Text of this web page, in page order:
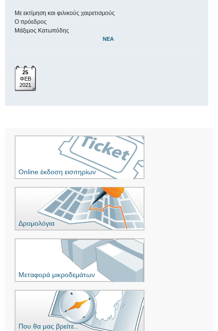
Με εκτίμηση και φιλικούς χαιρετισμούς
Ο πρόεδρος
Μάξιμος Κατωπόδης
ΝΈΑ
25
ΦΕΒ
2021
Online έκδοση εισιτηρίων
Δρομολόγια
Μεταφορά μικροδεμάτων
Που θα μας βρείτε..